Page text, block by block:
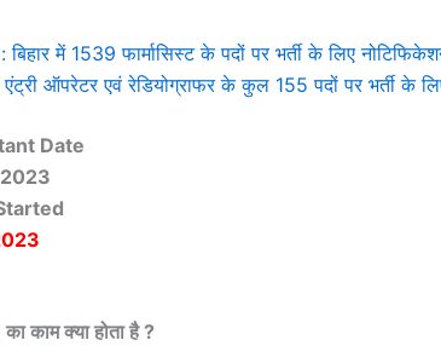
में 1539 फार्मासिस्ट के पदों पर भर्ती के लिए
ऑपरेटर एवं रेडियोग्राफर के कुल 155 पदों पर भर्ती के
Date
क्या होता है ?